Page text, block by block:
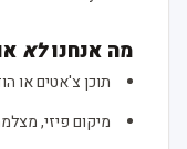
מה אנחנולא
תוכן צ'אטים או
מיקום פיזי,